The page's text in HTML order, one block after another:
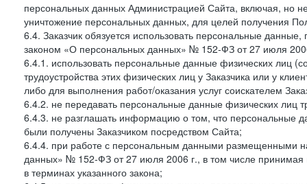
персональных данных Администрацией Сайта, включая, но
уничтожение персональных данных, для целей получения
6.4. Заказчик обязуется использовать персональные
законом «О персональных данных» № 152-ФЗ от 27 июля
6.4.1. использовать персональные данные физических лиц
трудоустройства этих физических лиц у Заказчика или у
либо для выполнения работ/оказания услуг соискателем
6.4.2. не передавать персональные данные физических лиц
6.4.3. не разглашать информацию о том, что персональные
были получены Заказчиком посредством Сайта;
6.4.4. при работе с персональным данными размещенными
данных» № 152-ФЗ от 27 июля 2006 г., в том числе принимая
в терминах указанного закона;